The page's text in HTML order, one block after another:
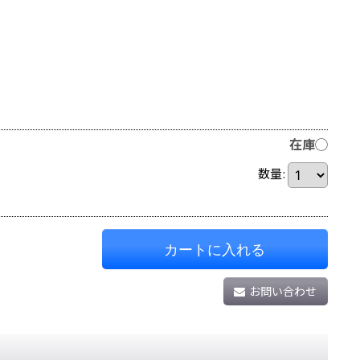
在庫◯
数量:
カートに入れる
お問い合わせ